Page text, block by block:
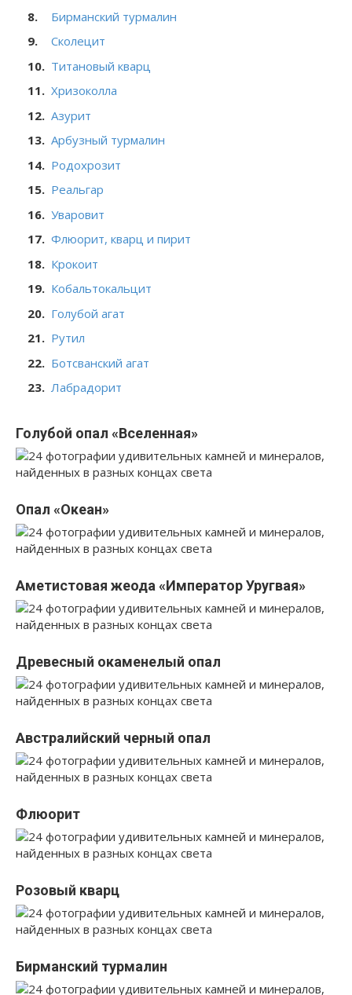
Бирманский турмалин
Сколецит
Титановый кварц
Хризоколла
Азурит
Арбузный турмалин
Родохрозит
Реальгар
Уваровит
Флюорит, кварц и пирит
Крокоит
Кобальтокальцит
Голубой агат
Рутил
Ботсванский агат
Лабрадорит
Голубой опал «Вселенная»
Опал «Океан»
Аметистовая жеода «Император Уругвая»
Древесный окаменелый опал
Австралийский черный опал
Флюорит
Розовый кварц
Бирманский турмалин